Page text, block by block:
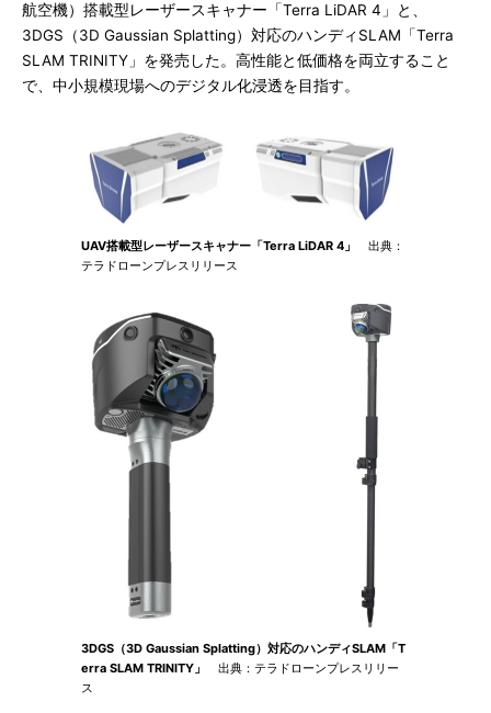
航空機）搭載型レーザースキャナー「Terra LiDAR 4」と、
3DGS（3D Gaussian Splatting）対応のハンディSLAM「Terra
SLAM TRINITY」を発売した。高性能と低価格を両立すること
で、中小規模現場へのデジタル化浸透を目指す。
UAV搭載型レーザースキャナー「Terra LiDAR 4」
出典：
テラドローンプレスリリース
3DGS（3D Gaussian Splatting）対応のハンディSLAM「T
erra SLAM TRINITY」
出典：テラドローンプレスリリー
ス